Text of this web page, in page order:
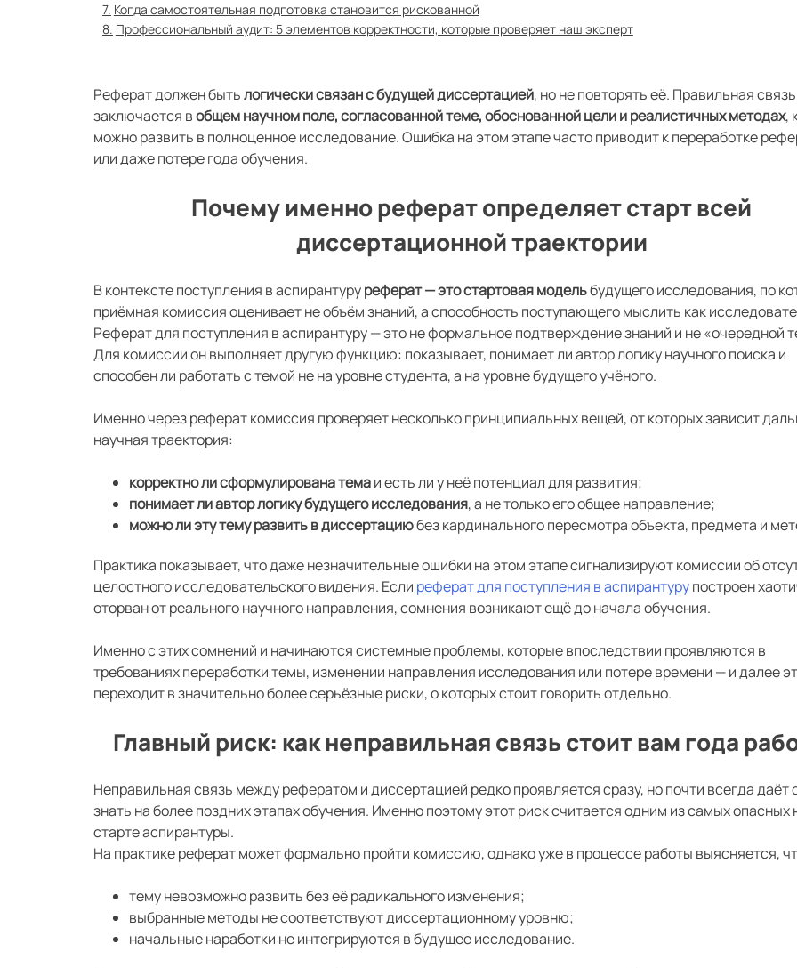
Когда самостоятельная подготовка становится рискованной
Профессиональный аудит: 5 элементов корректности, которые проверяет наш эксперт
Реферат должен бытьлогически связан с будущей диссертацией, но не повторять её. Правильная связь
заключается вобщем научном поле, согласованной теме, обоснованной цели и реалистичных методах,
можно развить в полноценное исследование. Ошибка на этом этапе часто приводит к переработке
или даже потере года обучения.
Почему именно реферат определяет старт всей
диссертационной траектории
В контексте поступления в аспирантуруреферат — это стартовая модельбудущего исследования, по
приёмная комиссия оценивает не объём знаний, а способность поступающего мыслить как
Реферат для поступления в аспирантуру — это не формальное подтверждение знаний и не «очередной
Для комиссии он выполняет другую функцию: показывает, понимает ли автор логику научного поиска и
способен ли работать с темой не на уровне студента, а на уровне будущего учёного.
Именно через реферат комиссия проверяет несколько принципиальных вещей, от которых зависит
научная траектория:
корректно ли сформулирована темаи есть ли у неё потенциал для развития;
понимает ли автор логику будущего исследования, а не только его общее направление;
можно ли эту тему развить в диссертациюбез кардинального пересмотра объекта, предмета и
Практика показывает, что даже незначительные ошибки на этом этапе сигнализируют комиссии об
целостного исследовательского видения. Если реферат для поступления в аспирантурупостроен
оторван от реального научного направления, сомнения возникают ещё до начала обучения.
Именно с этих сомнений и начинаются системные проблемы, которые впоследствии проявляются в
требованиях переработки темы, изменении направления исследования или потере времени — и далее
переходит в значительно более серьёзные риски, о которых стоит говорить отдельно.
Главный риск: как неправильная связь стоит вам года
Неправильная связь между рефератом и диссертацией редко проявляется сразу, но почти всегда даёт
знать на более поздних этапах обучения. Именно поэтому этот риск считается одним из самых опасных
старте аспирантуры.
На практике реферат может формально пройти комиссию, однако уже в процессе работы выясняется,
тему невозможно развить без её радикального изменения;
выбранные методы не соответствуют диссертационному уровню;
начальные наработки не интегрируются в будущее исследование.